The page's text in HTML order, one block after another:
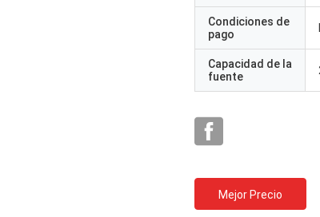
Condiciones de
pago
Capacidad de la
fuente
Mejor Precio